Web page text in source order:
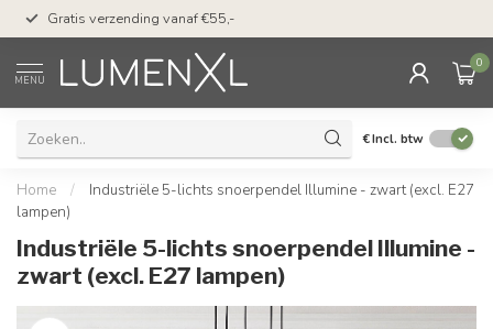
Gratis verzending vanaf €55,-
MENU
0
€Incl. btw
Home /
Industriële 5-lichts snoerpendel Illumine - zwart (excl. E27
lampen)
Industriële 5-lichts snoerpendel Illumine -
zwart (excl. E27 lampen)